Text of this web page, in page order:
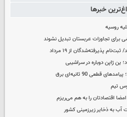
خبرها
روسیه
برای تجاوزات عربستان تبدیل نشوند
پذیرفته‌شدگان از ۱۹ مرداد
ین ژاپن دوباره در سراشیبی
قطعی 90 ثانیه‌ای برق
تیم
اقتصادتان را به هم می‌ریزم